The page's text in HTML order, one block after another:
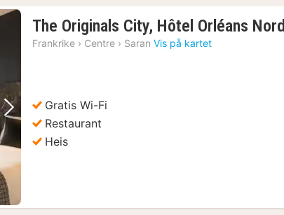
Neste bilde
The Originals City, Hôtel Orléans Nord
Frankrike › Centre › Saran Vis på kartet
Gratis Wi-Fi
Restaurant
Heis